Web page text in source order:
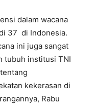
dalam wacana
37 di Indonesia.
ini juga sangat
tubuh institusi TNI
kekerasan di
Rabu